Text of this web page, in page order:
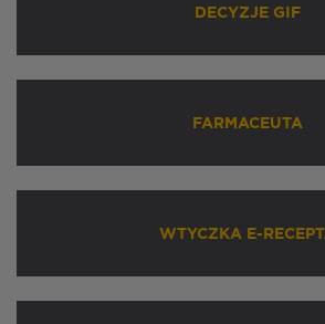
DECYZJE GIF
FARMACEUTA
WTYCZKA E-